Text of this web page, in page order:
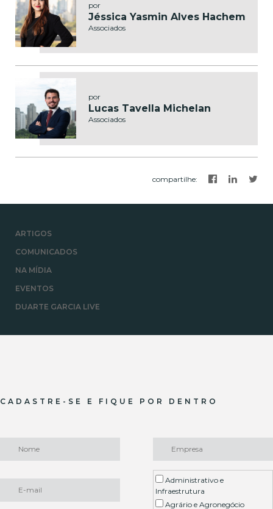
por
Jéssica Yasmin Alves Hachem
Associados
por
Lucas Tavella Michelan
Associados
compartilhe:
ARTIGOS
COMUNICADOS
NA MÍDIA
EVENTOS
DUARTE GARCIA LIVE
CADASTRE-SE E FIQUE POR DENTRO
Administrativo e
Infraestrutura
Agrário e Agronegócio